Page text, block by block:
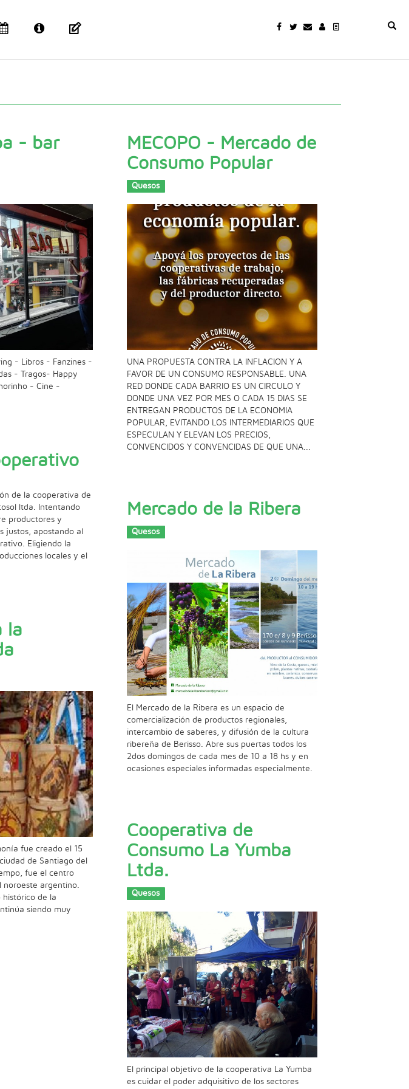
- bar
- Libros - Fanzines -
- Tragos- Happy
- Cine -
MECOPO - Mercado de
Consumo Popular
Quesos
UNA PROPUESTA CONTRA LA INFLACION Y A
FAVOR DE UN CONSUMO RESPONSABLE. UNA
RED DONDE CADA BARRIO ES UN CIRCULO Y
DONDE UNA VEZ POR MES O CADA 15 DIAS SE
ENTREGAN PRODUCTOS DE LA ECONOMIA
POPULAR, EVITANDO LOS INTERMEDIARIOS QUE
ESPECULAN Y ELEVAN LOS PRECIOS,
CONVENCIDOS Y CONVENCIDAS DE QUE UNA...
de la cooperativa de
ltda. Intentando
productores y
justos, apostando al
Eligiendo la
locales y el
Mercado de la Ribera
Quesos
El Mercado de la Ribera es un espacio de
comercialización de productos regionales,
intercambio de saberes, y difusión de la cultura
ribereña de Berisso. Abre sus puertas todos los
2dos domingos de cada mes de 10 a 18 hs y en
ocasiones especiales informadas especialmente.
la
fue creado el 15
de Santiago del
fue el centro
noroeste argentino.
de la
siendo muy
Cooperativa de
Consumo La Yumba
Ltda.
Quesos
El principal objetivo de la cooperativa La Yumba
es cuidar el poder adquisitivo de los sectores